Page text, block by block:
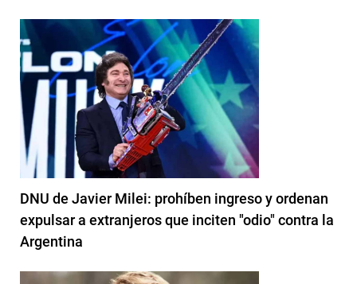
DNU de Javier Milei: prohíben ingreso y ordenan
expulsar a extranjeros que inciten "odio" contra la
Argentina